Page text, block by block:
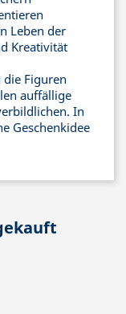
Leben der
Kreativität
die Figuren
auffällige
In
Geschenkidee